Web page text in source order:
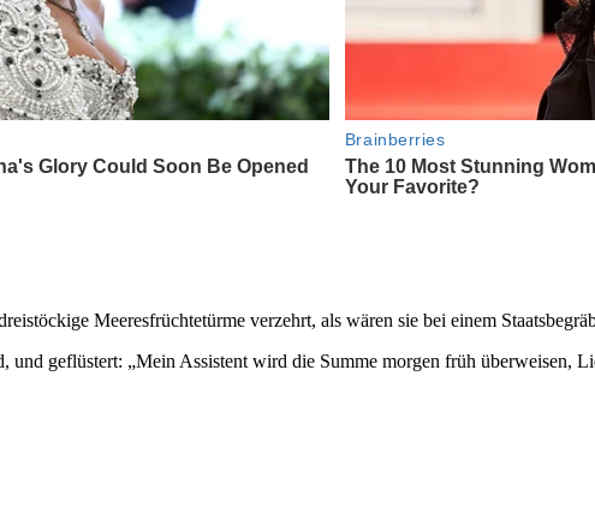
Meeresfrüchtetürme verzehrt, als wären sie bei einem
und geflüstert: „Mein Assistent wird die Summe morgen früh überweisen,